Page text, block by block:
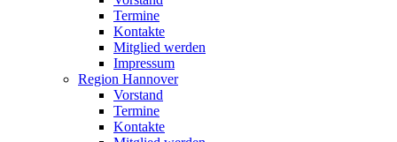
Termine
Kontakte
Mitglied werden
Impressum
Region Hannover
Vorstand
Termine
Kontakte